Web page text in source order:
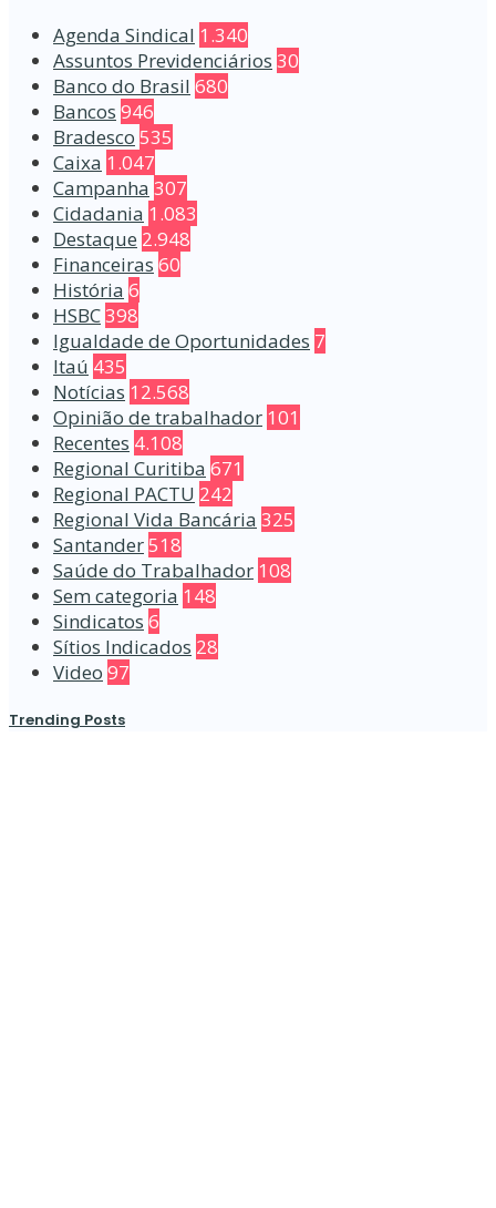
Agenda Sindical 1.340
Assuntos Previdenciários 30
Banco do Brasil 680
Bancos 946
Bradesco 535
Caixa 1.047
Campanha 307
Cidadania 1.083
Destaque 2.948
Financeiras 60
História 6
HSBC398
Igualdade de Oportunidades 7
Itaú 435
Notícias 12.568
Opinião de trabalhador 101
Recentes 4.108
Regional Curitiba 671
Regional PACTU 242
Regional Vida Bancária 325
Santander518
Saúde do Trabalhador 108
Sem categoria 148
Sindicatos 6
Sítios Indicados 28
Video 97
Trending Posts